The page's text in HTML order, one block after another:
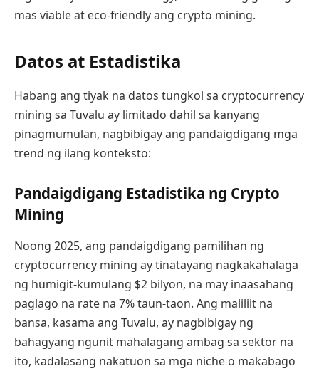
mas viable at eco-friendly ang crypto mining.
Datos at Estadistika
Habang ang tiyak na datos tungkol sa cryptocurrency
mining sa Tuvalu ay limitado dahil sa kanyang
pinagmumulan, nagbibigay ang pandaigdigang mga
trend ng ilang konteksto:
Pandaigdigang Estadistika ng Crypto
Mining
Noong 2025, ang pandaigdigang pamilihan ng
cryptocurrency mining ay tinatayang nagkakahalaga
ng humigit-kumulang $2 bilyon, na may inaasahang
paglago na rate na 7% taun-taon. Ang maliliit na
bansa, kasama ang Tuvalu, ay nagbibigay ng
bahagyang ngunit mahalagang ambag sa sektor na
ito, kadalasang nakatuon sa mga niche o makabago